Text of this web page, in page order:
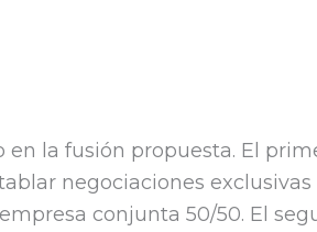
en la fusión propuesta. El
negociaciones
conjunta 50/50. El